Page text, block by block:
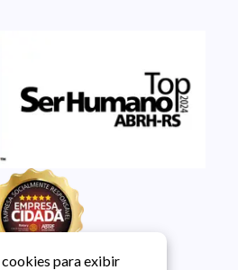
cookies para exibir